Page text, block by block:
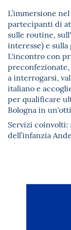
L’immersione
partecipanti di
sulle routine,
interesse) e
L'incontro con
a interrogarsi,
italiano e
per qualificare
Bologna in
Servizi coinvolti:
dell’infanzia